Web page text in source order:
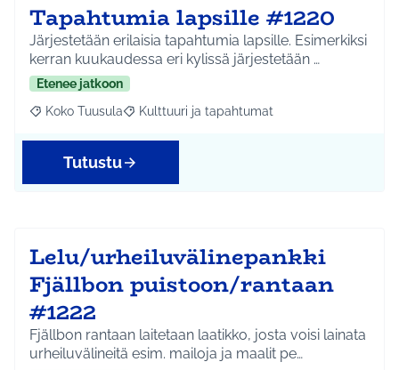
Tapahtumia lapsille #1220
Järjestetään erilaisia tapahtumia lapsille. Esimerkiksi
kerran kuukaudessa eri kylissä järjestetään …
Etenee jatkoon
Rajaa tulokset aihepiirin mukaan: Koko Tuusula
Koko Tuusula Rajaa tulokset teeman mukaan: Kulttuuri ja
Kulttuuri ja tapahtumat
Tutustu
Lelu/urheiluvälinepankki
Fjällbon puistoon/rantaan
#1222
Fjällbon rantaan laitetaan laatikko, josta voisi lainata
urheiluvälineitä esim. mailoja ja maalit pe…